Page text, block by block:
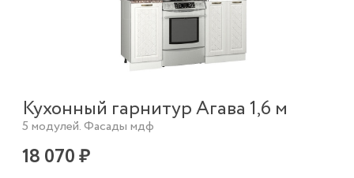
Кухонный гарнитур Агава 1,6 м
5 модулей. Фасады мдф
18 070 ₽